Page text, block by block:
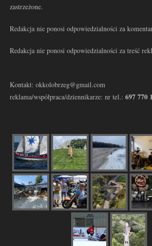
zastrzeżone.
Redakcja nie ponosi odpowiedzialności za
Redakcja nie ponosi odpowiedzialności za treść
Kontakt: okkolobrzeg@gmail.com
reklama/współpraca/dziennikarze: nr tel.: 697 770